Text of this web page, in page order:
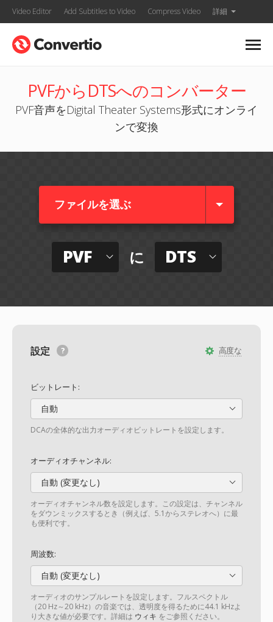
Video Editor Add Subtitles to Video Compress Video 詳細
PVFからDTSへのコンバーター
PVF音声をDigital Theater Systems形式にオンライ
ンで変換
ファイルを選ぶ
PVF に DTS
高度な
設定
ビットレート:
自動
DCAの全体的な出力オーディオビットレートを設定します。
オーディオチャンネル:
自動 (変更なし)
オーディオチャンネル数を設定します。この設定は、チャンネル
をダウンミックスするとき（例えば、5.1からステレオへ）に最
も便利です。
周波数:
自動 (変更なし)
オーディオのサンプルレートを設定します。フルスペクトル
（20 Hz～20 kHz）の音楽では、透明度を得るために44.1 kHzよ
り大きな値が必要です。詳細は ウィキ をご参照ください。